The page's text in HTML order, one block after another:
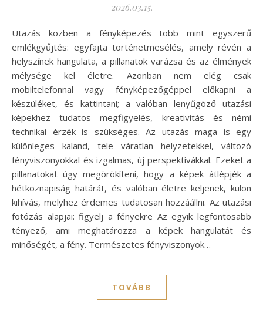
2026.03.15.
Utazás közben a fényképezés több mint egyszerű
emlékgyűjtés: egyfajta történetmesélés, amely révén a
helyszínek hangulata, a pillanatok varázsa és az élmények
mélysége kel életre. Azonban nem elég csak
mobiltelefonnal vagy fényképezőgéppel előkapni a
készüléket, és kattintani; a valóban lenyűgöző utazási
képekhez tudatos megfigyelés, kreativitás és némi
technikai érzék is szükséges. Az utazás maga is egy
különleges kaland, tele váratlan helyzetekkel, változó
fényviszonyokkal és izgalmas, új perspektívákkal. Ezeket a
pillanatokat úgy megörökíteni, hogy a képek átlépjék a
hétköznapiság határát, és valóban életre keljenek, külön
kihívás, melyhez érdemes tudatosan hozzáállni. Az utazási
fotózás alapjai: figyelj a fényekre Az egyik legfontosabb
tényező, ami meghatározza a képek hangulatát és
minőségét, a fény. Természetes fényviszonyok…
TOVÁBB